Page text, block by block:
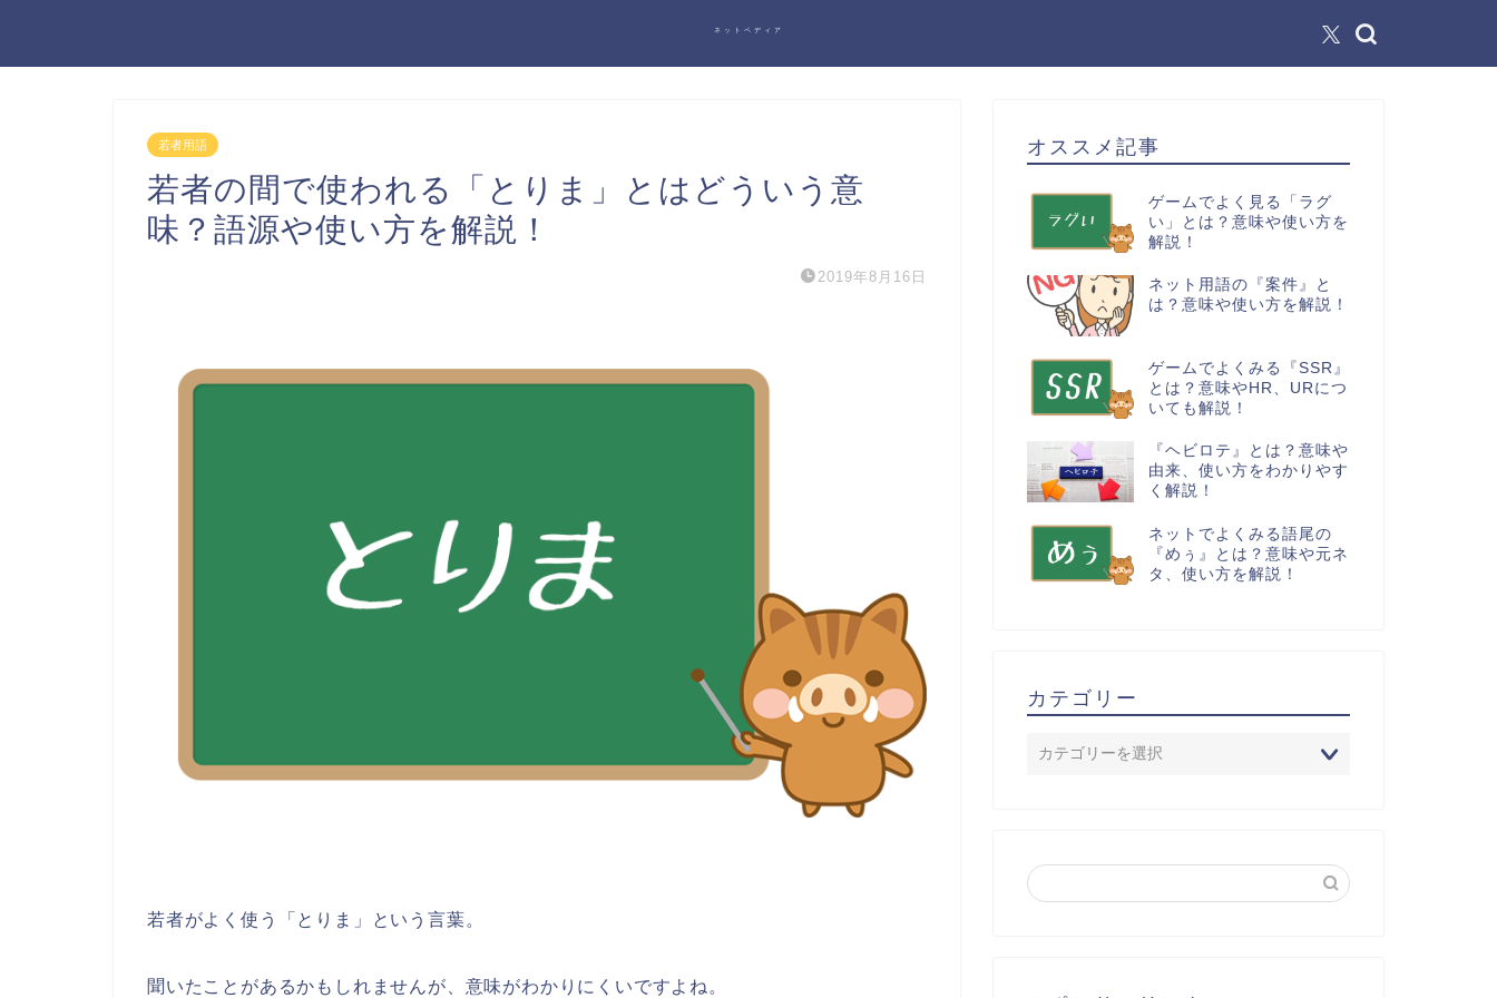
ネットペディア
若者用語
若者の間で使われる「とりま」とはどういう意
味？語源や使い方を解説！
2019年8月16日
若者がよく使う「とりま」という言葉。
聞いたことがあるかもしれませんが、意味がわかりにくいですよね。
オススメ記事
ゲームでよく見る「ラグ
い」とは？意味や使い方を
解説！
ネット用語の『案件』と
は？意味や使い方を解説！
ゲームでよくみる『SSR』
とは？意味やHR、URにつ
いても解説！
『ヘビロテ』とは？意味や
由来、使い方をわかりやす
く解説！
ネットでよくみる語尾の
『めぅ』とは？意味や元ネ
タ、使い方を解説！
カテゴリー